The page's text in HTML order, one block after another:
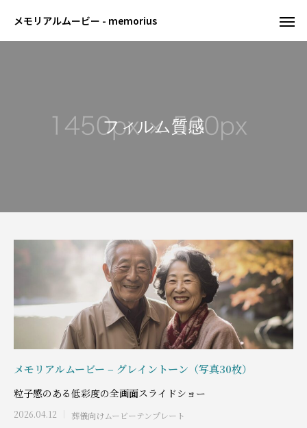
メモリアルムービー - memorius
フィルム質感
メモリアルムービー – グレイントーン（写真30枚）
粒子感のある低彩度の全画面スライドショー
2026.04.12 葬儀向けムービーテンプレート